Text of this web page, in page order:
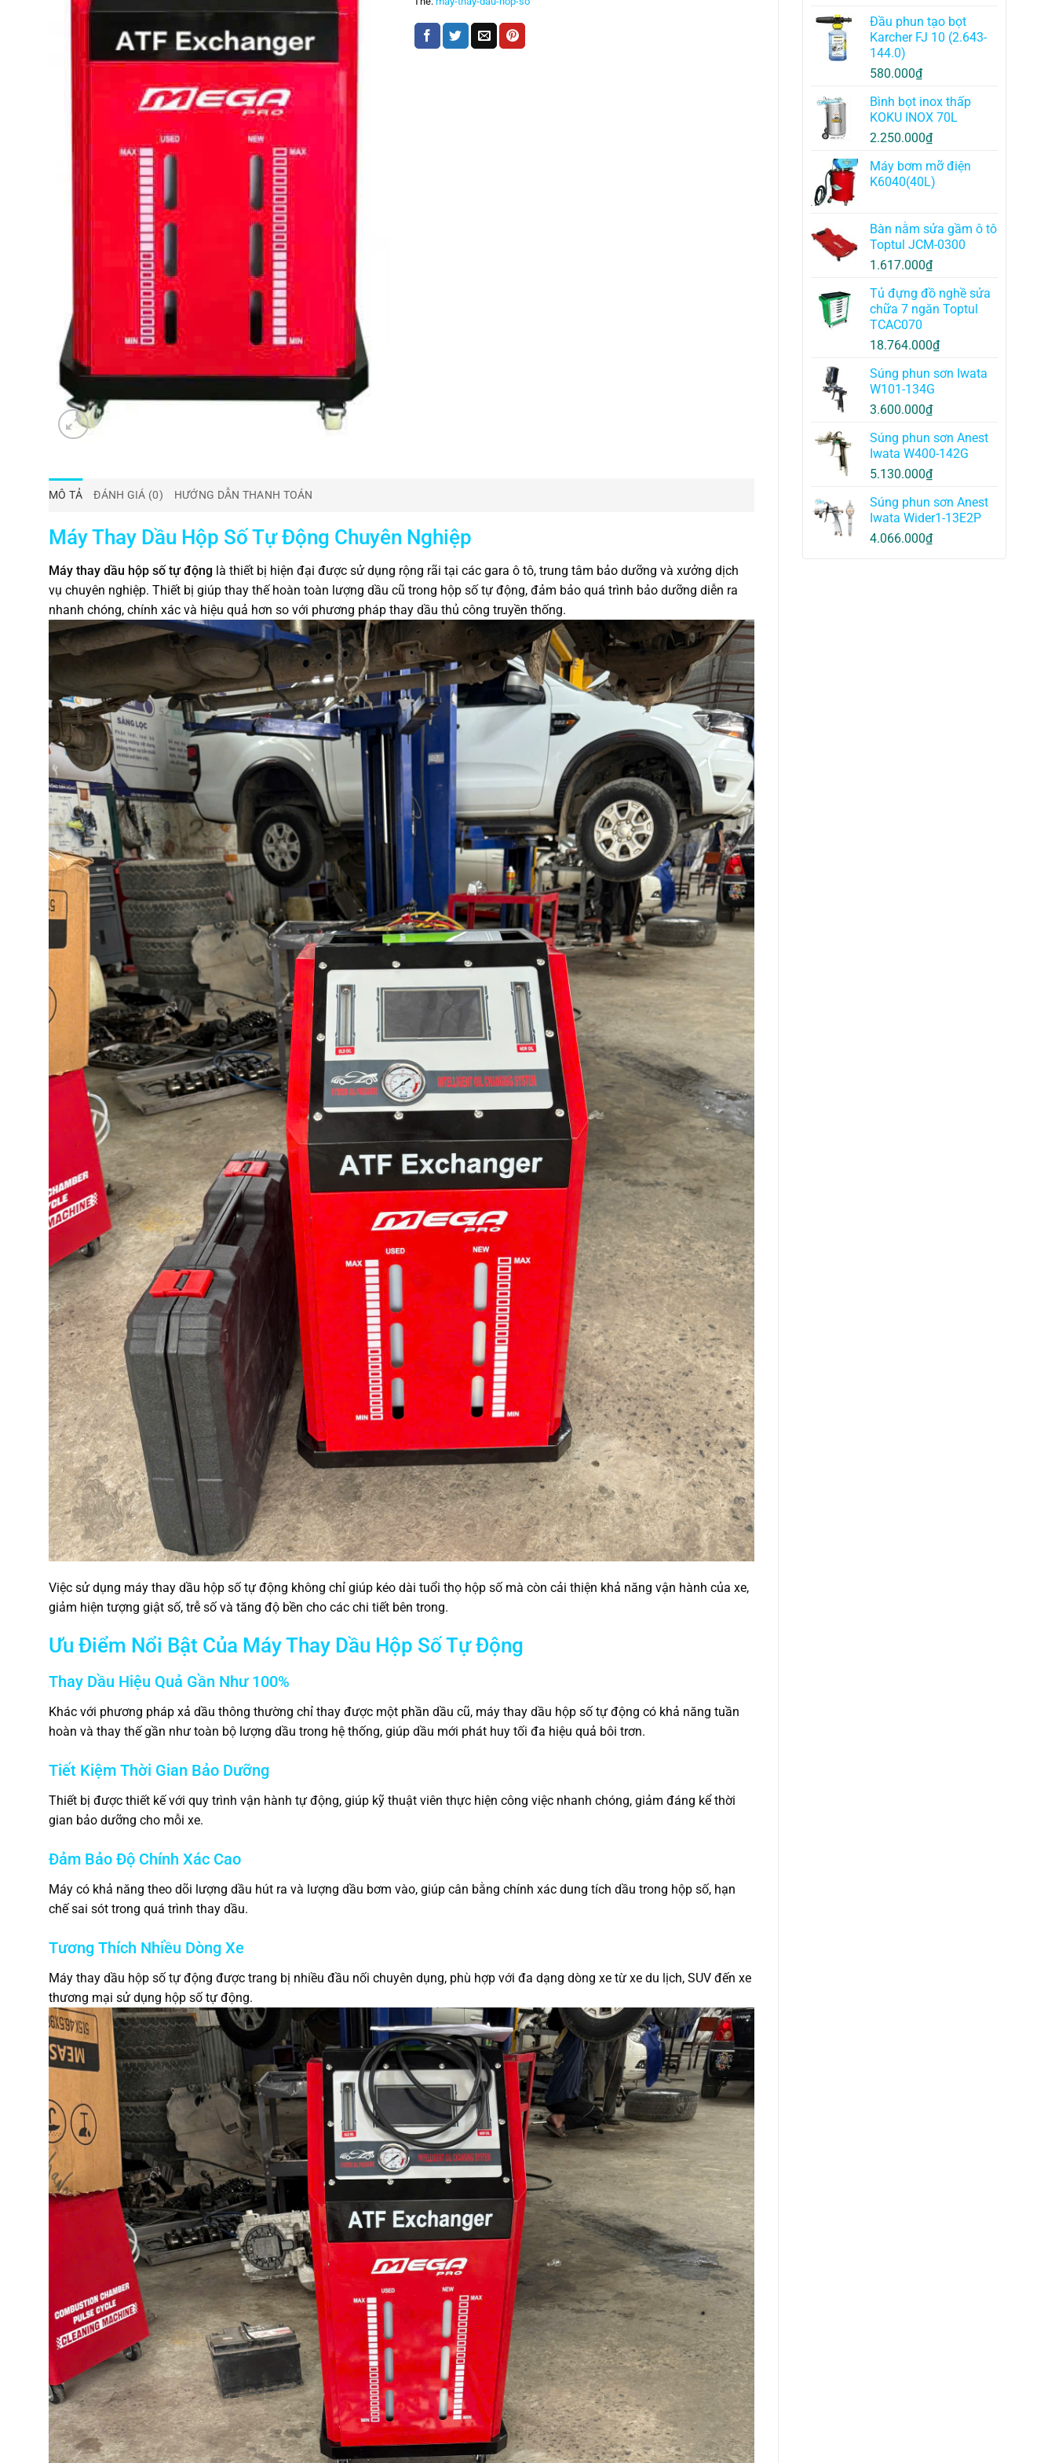
Đầu phun tạo bọt
Karcher FJ 10 (2.643-
144.0)
580.000₫
Bình bọt inox thấp
KOKU INOX 70L
2.250.000₫
Máy bơm mỡ điện
K6040(40L)
Bàn nằm sửa gầm ô tô
Toptul JCM-0300
1.617.000₫
Tủ đựng đồ nghề sửa
chữa 7 ngăn Toptul
TCAC070
18.764.000₫
Súng phun sơn Iwata
W101-134G
3.600.000₫
Súng phun sơn Anest
Iwata W400-142G
5.130.000₫
Súng phun sơn Anest
Iwata Wider1-13E2P
4.066.000₫
MÔ TẢ ĐÁNH GIÁ (0) HƯỚNG DẪN THANH TOÁN
Máy Thay Dầu Hộp Số Tự Động Chuyên Nghiệp
Máy thay dầu hộp số tự động là thiết bị hiện đại được sử dụng rộng rãi tại các gara ô tô, trung tâm bảo dưỡng và xưởng dịch
vụ chuyên nghiệp. Thiết bị giúp thay thế hoàn toàn lượng dầu cũ trong hộp số tự động, đảm bảo quá trình bảo dưỡng diễn ra
nhanh chóng, chính xác và hiệu quả hơn so với phương pháp thay dầu thủ công truyền thống.
Việc sử dụng máy thay dầu hộp số tự động không chỉ giúp kéo dài tuổi thọ hộp số mà còn cải thiện khả năng vận hành của xe,
giảm hiện tượng giật số, trễ số và tăng độ bền cho các chi tiết bên trong.
Ưu Điểm Nổi Bật Của Máy Thay Dầu Hộp Số Tự Động
Thay Dầu Hiệu Quả Gần Như 100%
Khác với phương pháp xả dầu thông thường chỉ thay được một phần dầu cũ, máy thay dầu hộp số tự động có khả năng tuần
hoàn và thay thế gần như toàn bộ lượng dầu trong hệ thống, giúp dầu mới phát huy tối đa hiệu quả bôi trơn.
Tiết Kiệm Thời Gian Bảo Dưỡng
Thiết bị được thiết kế với quy trình vận hành tự động, giúp kỹ thuật viên thực hiện công việc nhanh chóng, giảm đáng kể thời
gian bảo dưỡng cho mỗi xe.
Đảm Bảo Độ Chính Xác Cao
Máy có khả năng theo dõi lượng dầu hút ra và lượng dầu bơm vào, giúp cân bằng chính xác dung tích dầu trong hộp số, hạn
chế sai sót trong quá trình thay dầu.
Tương Thích Nhiều Dòng Xe
Máy thay dầu hộp số tự động được trang bị nhiều đầu nối chuyên dụng, phù hợp với đa dạng dòng xe từ xe du lịch, SUV đến xe
thương mại sử dụng hộp số tự động.